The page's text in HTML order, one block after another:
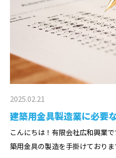
2025.02.21
建築用金具製造業に必要
こんにちは！有限会社広和興業
築用金具の製造を手掛けており